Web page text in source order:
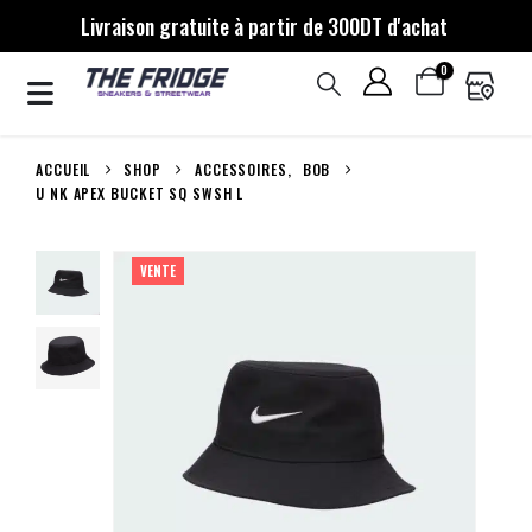
Livraison gratuite à partir de 300DT d'achat
0
ACCUEIL SHOP ACCESSOIRES,
BOB
U NK APEX BUCKET SQ SWSH L
VENTE